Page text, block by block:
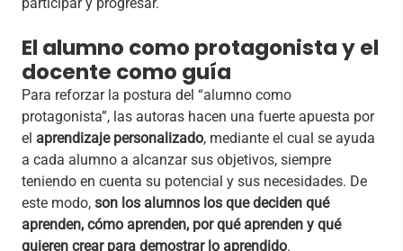
El alumno como protagonista y el
docente como guía
Para reforzar la postura del “alumno como
protagonista”, las autoras hacen una fuerte apuesta por
el aprendizaje personalizado, mediante el cual se ayuda
a cada alumno a alcanzar sus objetivos, siempre
teniendo en cuenta su potencial y sus necesidades. De
este modo, son los alumnos los que deciden qué
aprenden, cómo aprenden, por qué aprenden y qué
quieren crear para demostrar lo aprendido.